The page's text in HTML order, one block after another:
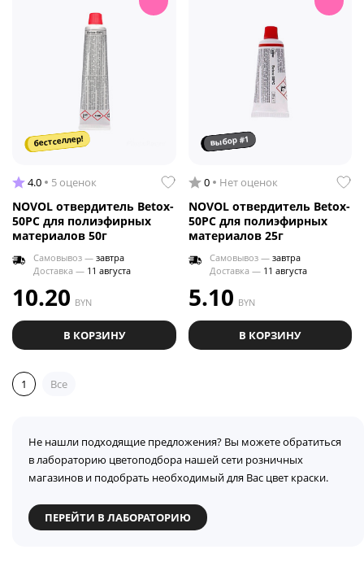
бестселлер!
4.0 5 оценок
NOVOL отвердитель Betox-
50PC для полиэфирных
материалов 50г
Самовывоз — завтра
Доставка — 11 августа
10.20 BYN
В КОРЗИНУ
выбор #1
0 Нет оценок
NOVOL отвердитель Betox-
50PC для полиэфирных
материалов 25г
Самовывоз — завтра
Доставка — 11 августа
5.10 BYN
В КОРЗИНУ
1 Все
Не нашли подходящие предложения? Вы можете обратиться
в лабораторию цветоподбора нашей сети розничных
магазинов и подобрать необходимый для Вас цвет краски.
ПЕРЕЙТИ В ЛАБОРАТОРИЮ